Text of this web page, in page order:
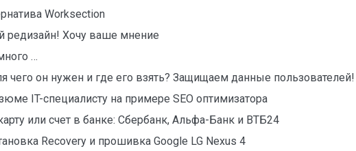
Worksection
редизайн! Хочу ваше мнение
…
чего он нужен и где его взять? Защищаем данные пользователей!
IT-специалисту на примере SEO оптимизатора
или счет в банке: Сбербанк, Альфа-Банк и ВТБ24
Recovery и прошивка Google LG Nexus 4